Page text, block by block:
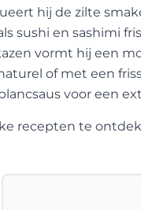
wordt
de Allimants
ervoor om zich
begon te
Mariette en haar
2013 met hun
hij de zilte
sushi en sashimi
vormt hij een
of met een
voor een
recepten te